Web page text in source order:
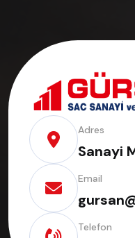
Adres
Sanayi
Email
Telefon